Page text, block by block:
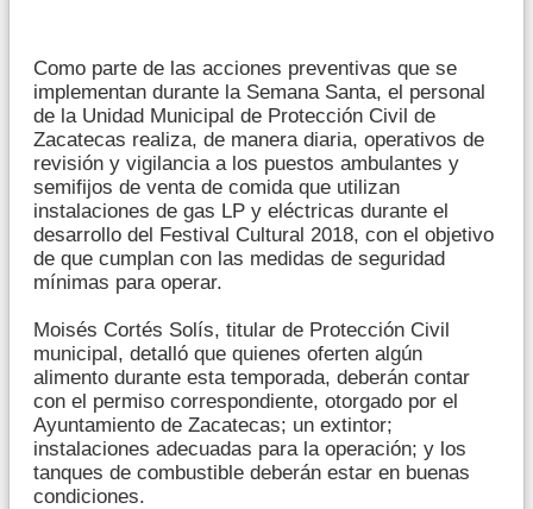
Como parte de las acciones preventivas que se
implementan durante la Semana Santa, el personal
de la Unidad Municipal de Protección Civil de
Zacatecas realiza, de manera diaria, operativos de
revisión y vigilancia a los puestos ambulantes y
semifijos de venta de comida que utilizan
instalaciones de gas LP y eléctricas durante el
desarrollo del Festival Cultural 2018, con el objetivo
de que cumplan con las medidas de seguridad
mínimas para operar.
Moisés Cortés Solís, titular de Protección Civil
municipal, detalló que quienes oferten algún
alimento durante esta temporada, deberán contar
con el permiso correspondiente, otorgado por el
Ayuntamiento de Zacatecas; un extintor;
instalaciones adecuadas para la operación; y los
tanques de combustible deberán estar en buenas
condiciones.